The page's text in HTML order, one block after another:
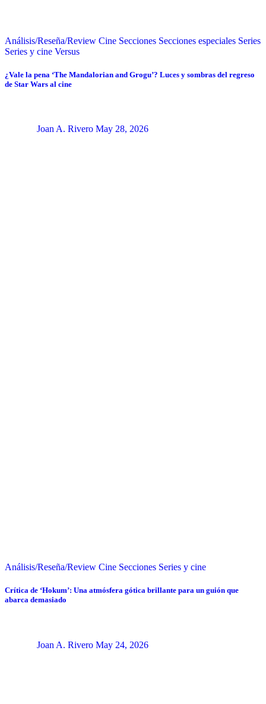
Análisis/Reseña/Review Cine Secciones Secciones especiales Series
Series y cine Versus
¿Vale la pena ‘The Mandalorian and Grogu’? Luces y sombras del regreso
de Star Wars al cine
Joan A. Rivero May 28, 2026
Análisis/Reseña/Review Cine Secciones Series y cine
Crítica de ‘Hokum’: Una atmósfera gótica brillante para un guión que
abarca demasiado
Joan A. Rivero May 24, 2026